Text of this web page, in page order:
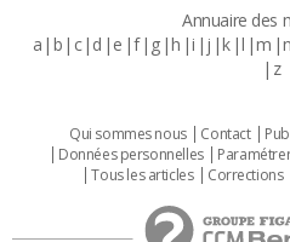
Annuaire des
a b c d e f g h i j k l m n
z
Qui sommes nous Contact
Données personnelles
Tous les articles
Corrections